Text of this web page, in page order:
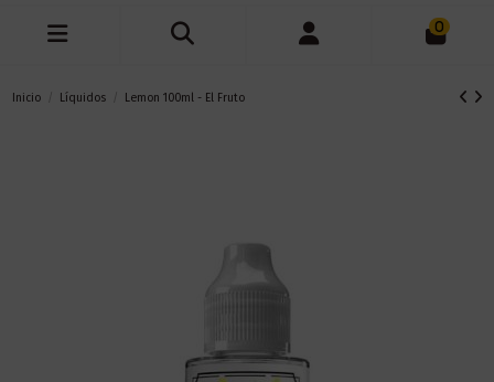
0
Inicio Líquidos Lemon 100ml - El Fruto